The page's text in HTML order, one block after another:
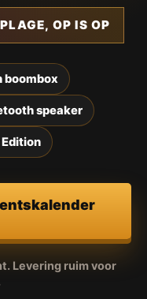
OP IS OP
boombox
speaker
Levering ruim voor